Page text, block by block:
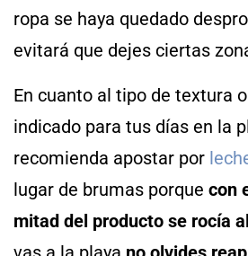
ropa se haya quedado
evitará que dejes ciertas
En cuanto al tipo de textura
indicado para tus días en la
recomienda apostar por
lugar de brumas porque con
mitad del producto se rocía